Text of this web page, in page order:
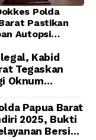
Polda
Pastikan
Autopsi
Yanto
Telah Matang,
Kamis
Kabid
Tegaskan
Oknum
Papua Barat
2025, Bukti
Bersih